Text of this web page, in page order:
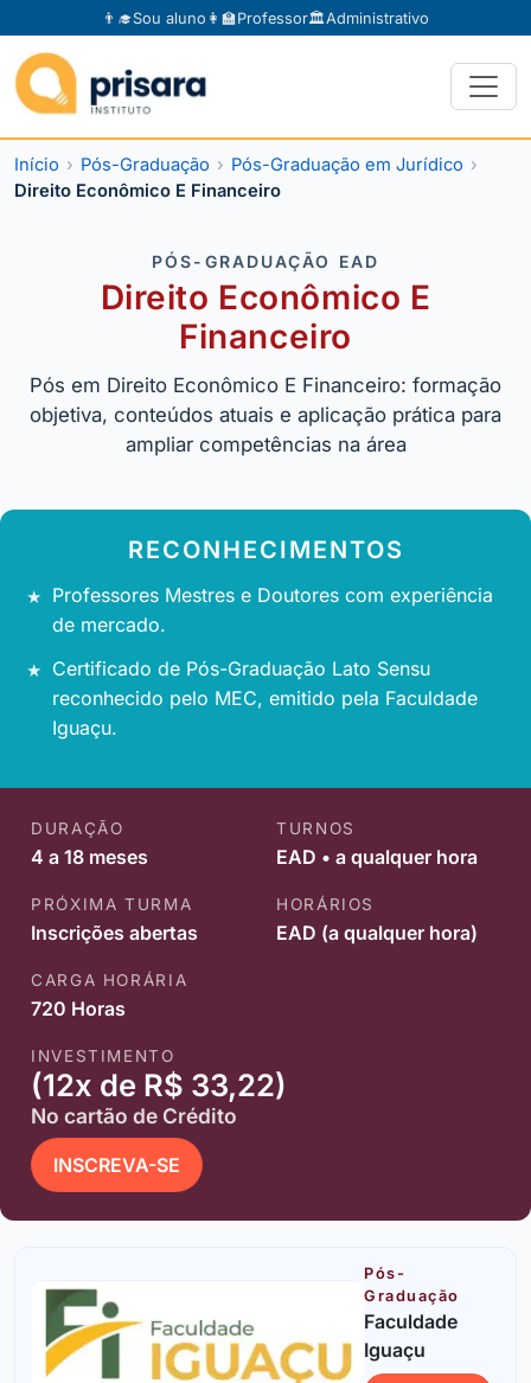
👨‍🎓Sou aluno 👩‍🏫Professor🏛️Administrativo
Início Pós-Graduação
Pós-Graduação em Jurídico
Direito Econômico E Financeiro
PÓS-GRADUAÇÃO EAD
Direito Econômico E
Financeiro
Pós em Direito Econômico E Financeiro: formação
objetiva, conteúdos atuais e aplicação prática para
ampliar competências na área
RECONHECIMENTOS
Professores Mestres e Doutores com experiência
de mercado.
Certificado de Pós-Graduação Lato Sensu
reconhecido pelo MEC, emitido pela Faculdade
Iguaçu.
DURAÇÃO
4 a 18 meses
TURNOS
EAD • a qualquer hora
PRÓXIMA TURMA
Inscrições abertas
HORÁRIOS
EAD (a qualquer hora)
CARGA HORÁRIA
720 Horas
INVESTIMENTO
(12x de R$ 33,22)
No cartão de Crédito
INSCREVA-SE
Pós-
Graduação
Faculdade
Iguaçu